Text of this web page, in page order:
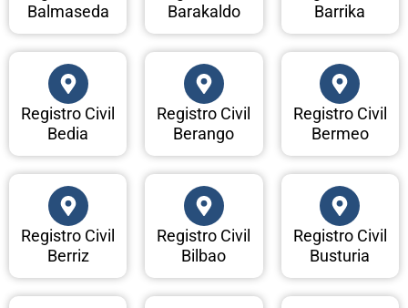
Balmaseda
Barakaldo
Barrika
Registro Civil
Bedia
Registro Civil
Berango
Registro Civil
Bermeo
Registro Civil
Berriz
Registro Civil
Bilbao
Registro Civil
Busturia